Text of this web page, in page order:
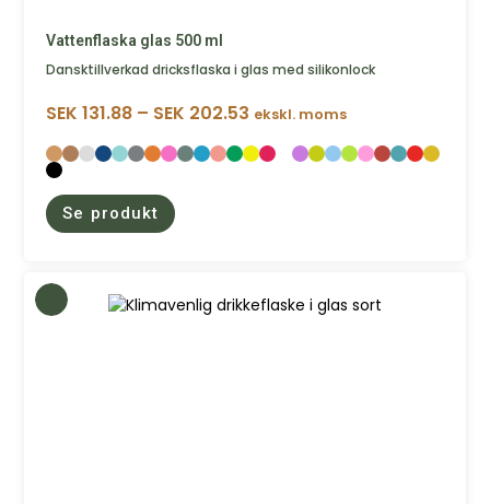
Vattenflaska glas 500 ml
Dansktillverkad dricksflaska i glas med silikonlock
SEK 131.88 – SEK 202.53 ekskl. moms
Se produkt